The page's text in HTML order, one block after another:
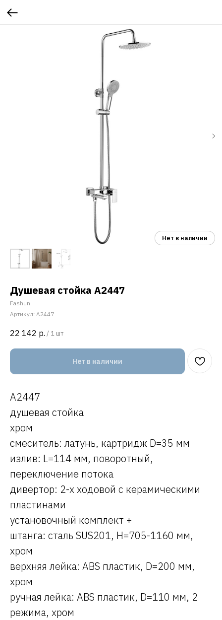
Душевая стойка A2447
Fashun
Артикул: A2447
22 142 р. / 1 шт
Нет в наличии
A2447
душевая стойка
хром
смеситель: латунь, картридж D=35 мм
излив: L=114 мм, поворотный,
переключение потока
дивертор: 2-х ходовой с керамическими
пластинами
установочный комплект +
штанга: сталь SUS201, H=705-1160 мм,
хром
верхняя лейка: ABS пластик, D=200 мм,
хром
ручная лейка: ABS пластик, D=110 мм, 2
режима, хром